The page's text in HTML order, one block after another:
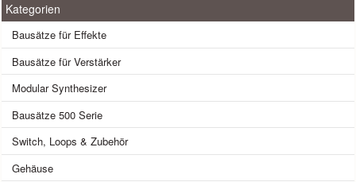
Kategorien
Bausätze für Effekte
Bausätze für Verstärker
Modular Synthesizer
Bausätze 500 Serie
Switch, Loops & Zubehör
Gehäuse